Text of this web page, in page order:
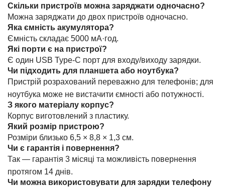
Скільки пристроїв можна заряджати одночасно?
Можна заряджати до двох пристроїв одночасно.
Яка ємність акумулятора?
Ємність складає 5000 мА·год.
Які порти є на пристрої?
Є один USB Type-C порт для входу/виходу зарядки.
Чи підходить для планшета або ноутбука?
Пристрій розрахований переважно для телефонів; для
ноутбука може не вистачити ємності або потужності.
З якого матеріалу корпус?
Корпус виготовлений з пластику.
Який розмір пристрою?
Розміри близько 6,5 × 8,8 × 1,3 см.
Чи є гарантія і повернення?
Так — гарантія 3 місяці та можливість повернення
протягом 14 днів.
Чи можна використовувати для зарядки телефону